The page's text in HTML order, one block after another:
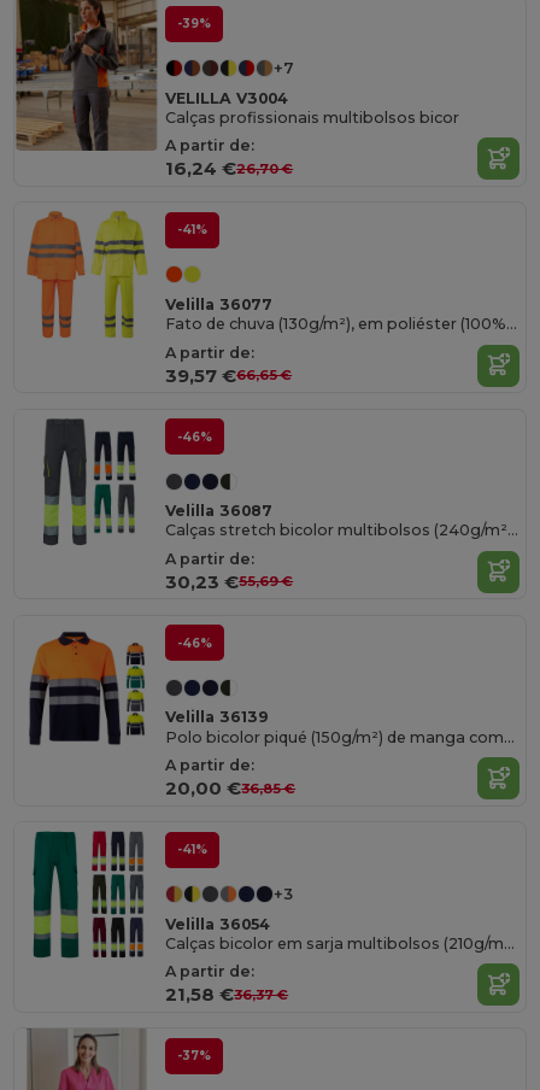
-39%
+7
VELILLA V3004
Calças profissionais multibolsos bicor
A partir de:
16,24 €26,70 €
-41%
Velilla 36077
Fato de chuva (130g/m²), em poliéster (100%) com revestimento em PU
A partir de:
39,57 €66,65 €
-46%
Velilla 36087
Calças stretch bicolor multibolsos (240g/m²), em algodão (46%), EME (38%) e poliéster (16%)
A partir de:
30,23 €55,69 €
-46%
Velilla 36139
Polo bicolor piqué (150g/m²) de manga comprida, em algodão (55%) e poliéster (45%)
A partir de:
20,00 €36,85 €
-41%
+3
Velilla 36054
Calças bicolor em sarja multibolsos (210g/m²), em algodão (20%) e poliéster (80%)
A partir de:
21,58 €36,37 €
-37%